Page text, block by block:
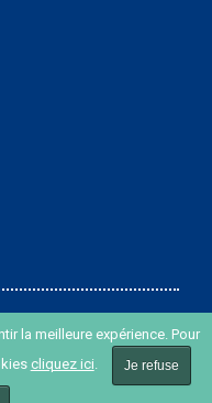
des Alpes de
internet agence Oyopi
légales
la meilleure expérience. Pour
cliquez ici. Je refuse